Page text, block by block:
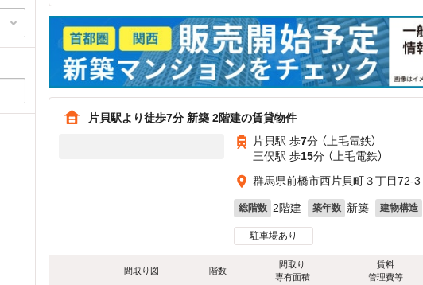
片貝駅より徒歩7分 新築 2階建の賃貸物件
片貝駅 歩7分 （上毛電鉄）
三俣駅 歩15分 （上毛電鉄）
群馬県前橋市西片貝町３丁目72-3
総階数 2階建 築年数 新築 建物構造
駐車場あり
間取り図 階数
間取り
専有面積
賃料
管理費等